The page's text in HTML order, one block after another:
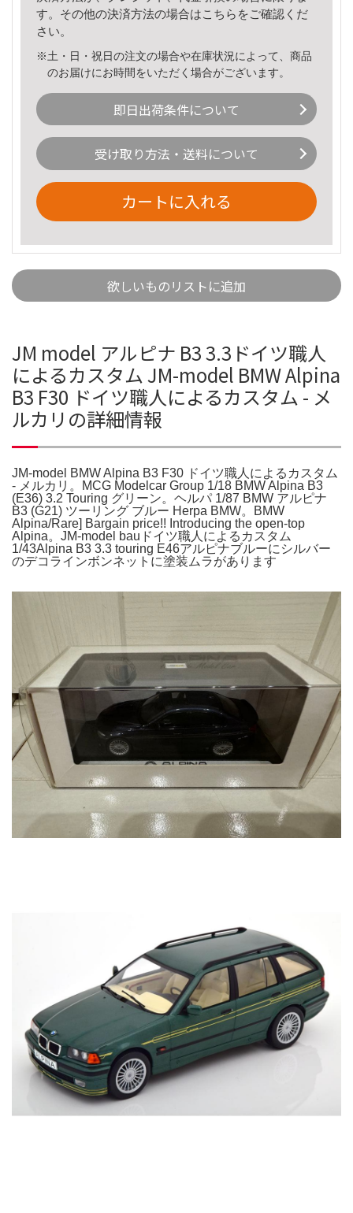
す。その他の決済方法の場合はこちら をご確認くだ
さい。
※土・日・祝日の注文の場合や在庫状況によって、商品
のお届けにお時間をいただく場合がございます。
即日出荷条件について
受け取り方法・送料について
カートに入れる
欲しいものリストに追加
JM model アルピナ B3 3.3ドイツ職人
によるカスタム JM-model BMW Alpina
B3 F30 ドイツ職人によるカスタム - メ
ルカリの詳細情報
JM-model BMW Alpina B3 F30 ドイツ職人によるカスタム
- メルカリ。MCG Modelcar Group 1/18 BMW Alpina B3
(E36) 3.2 Touring グリーン。ヘルパ 1/87 BMW アルピナ
B3 (G21) ツーリング ブルー Herpa BMW。BMW
Alpina/Rare] Bargain price!! Introducing the open-top
Alpina。JM-model bauドイツ職人によるカスタム
1/43Alpina B3 3.3 touring E46アルピナブルーにシルバー
のデコラインボンネットに塗装ムラがあります